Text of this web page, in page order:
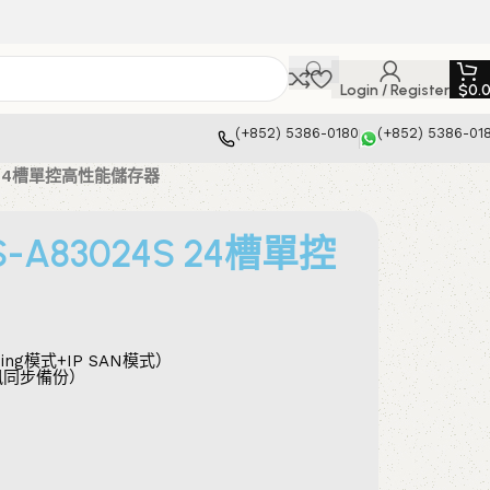
Login / Register $
(+852) 5386-0180 (+852) 5386-
單控高性能儲存器
A83024S 24槽單控
模式+IP SAN模式）
步備份）